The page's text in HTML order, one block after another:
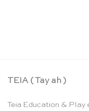
TEIA ( Tay ah )
Teia Education & Play